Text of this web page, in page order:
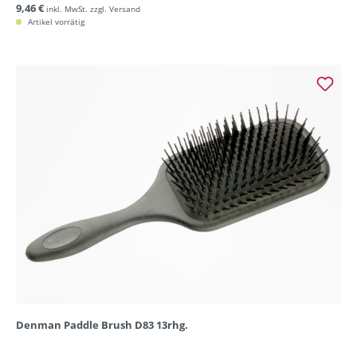
9,46 € inkl. MwSt. zzgl. Versand
Artikel vorrätig
Denman Paddle Brush D83 13rhg.